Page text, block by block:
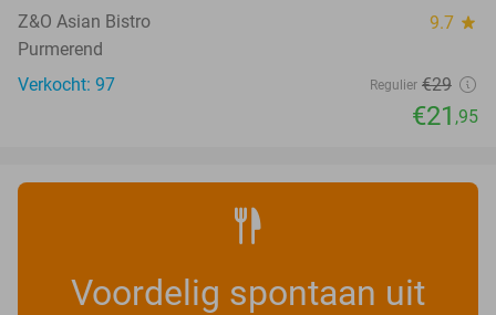
Z&O Asian Bistro 9.7 star
Purmerend
Verkocht: 97
Regulier €29
€21 ,95
Voordelig spontaan uit